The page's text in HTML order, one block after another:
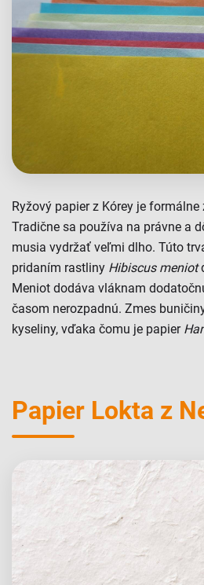
Ryžový papier z Kórey je
Tradične sa používa na právne a
musia vydržať veľmi dlho. Túto
pridaním rastliny Hibiscus meniot
Meniot dodáva vláknam
časom nerozpadnú. Zmes
kyseliny, vďaka čomu je papier
Papier Lokta z